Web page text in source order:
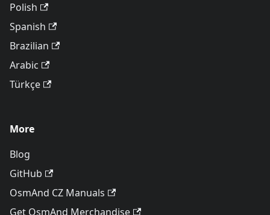
Polish
Spanish
Brazilian
Arabic
Türkçe
More
Blog
GitHub
OsmAnd CZ Manuals
Get OsmAnd Merchandise